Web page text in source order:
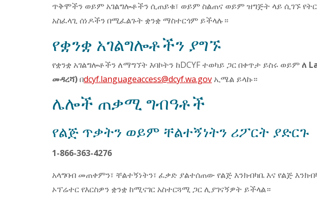
ጥቅሞችን ወይም አገልግሎቶችን ሲጠይቁ፣ ወይም ስልጠና ወይም ዝግጅት ላይ ሲገኙ
አስፈላጊ ሰነዶችን በሚፈልጉት ቋንቋ ማስተርጎም ይችላሉ።
የቋንቋ አገልግሎቶችን ያግኙ
የቋንቋ አገልግሎቶችን ለማግኘት እባኮትን ከDCYF ተወካይ ጋር በቀጥታ ይስሩ ወይምለ
መዳረሻ)በdcyf.languageaccess@dcyf.wa.govኢሜል ይላኩ።
ሌሎች ጠቃሚ ግብዓቶች
የልጅ ጥቃትን ወይም ቸልተኝነትን ሪፖርት ያድርጉ
1-866-363-4276
አላግባብ መጠቀምን፣ ቸልተኝነትን፣ ፈቃድ ያልተሰጠው የልጅ እንክብካቤ እና የልጅ
ኦፕሬተር የእርስዎን ቋንቋ ከሚናገር አስተርጓሚ ጋር ሊያገናኝዎት ይችላል።